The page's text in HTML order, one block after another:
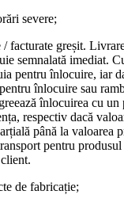
severe;
facturate greșit.
semnalată imediat.
pentru înlocuire, iar
înlocuire sau
înlocuirea cu un
respectiv dacă
până la valoarea
pentru
de fabricație;